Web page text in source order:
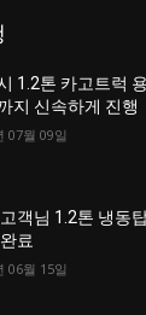
1.2톤 카고트럭
지 신속하게 진행
07월 09일
객님 1.2톤 냉동
료
06월 15일